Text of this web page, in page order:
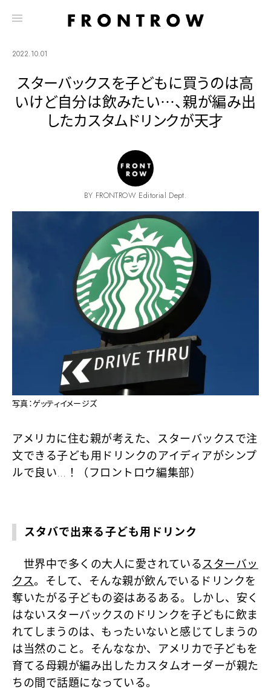
2022.10.01
スターバックスを子どもに買うのは高
いけど自分は飲みたい…、親が編み出
したカスタムドリンクが天才
BY FRONTROW Editorial Dept.
写真：ゲッティイメージズ
アメリカに住む親が考えた、スターバックスで注
文できる子ども用ドリンクのアイディアがシンプ
ルで良い…！（フロントロウ編集部）
スタバで出来る子ども用ドリンク
世界中で多くの大人に愛されているスターバッ
クス。そして、そんな親が飲んでいるドリンクを
奪いたがる子どもの姿はあるある。しかし、安く
はないスターバックスのドリンクを子どもに飲ま
れてしまうのは、もったいないと感じてしまうの
は当然のこと。そんななか、アメリカで子どもを
育てる母親が編み出したカスタムオーダーが親た
ちの間で話題になっている。